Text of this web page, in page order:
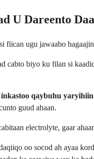
U Dareento
fiican ugu jawaabo
cabto biyo ku filan si
qaybuhu
guud ahaan.
electrolyte, gaar
oo socod ah ayaa